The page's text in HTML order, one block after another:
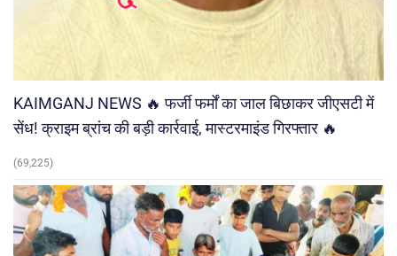
KAIMGANJ NEWS 🔥 फर्जी फर्मों का जाल बिछाकर जीएसटी में
सेंध! क्राइम ब्रांच की बड़ी कार्रवाई, मास्टरमाइंड गिरफ्तार 🔥
(69,225)